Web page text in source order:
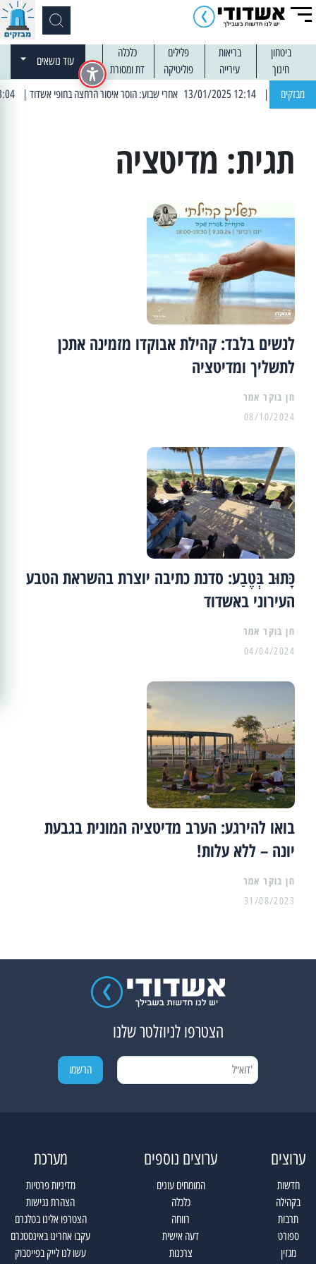
ביטחון בריאות פלילים
כלכלה
חינוך
עירייה פוליטיקה דת ומסורת
עוד נושאים
מבזקים | 13:04 14/01/2025 עובדים בלילות: עבודות קרצוף וריבוד אספלט
תגית: מדיטציה
לנשים בלבד: קהילת אבוקדו מזמינה אתכן
לתשליך ומדיטציה
08/10/2024
כָּתוּב בְּטֶבַע: סדנת כתיבה יוצרת בהשראת הטבע
העירוני באשדוד
04/04/2024
בואו להירגע: הערב מדיטציה המונית בגבעת
יונה – ללא עלות!
31/08/2023
הצטרפו לניוזלטר שלנו
ערוצים
חדשות
בקהילה
תרבות
ספורט
מגזין
ערוצים נוספים
המומחים עונים
כלכלה
רווחה
דעה אישית
צרכנות
מערכת
מדיניות פרטיות
הצהרת נגישות
הצטרפו אלינו בטלגרם
עקבו אחרינו באינסטגרם
עשו לנו לייק בפייסבוק